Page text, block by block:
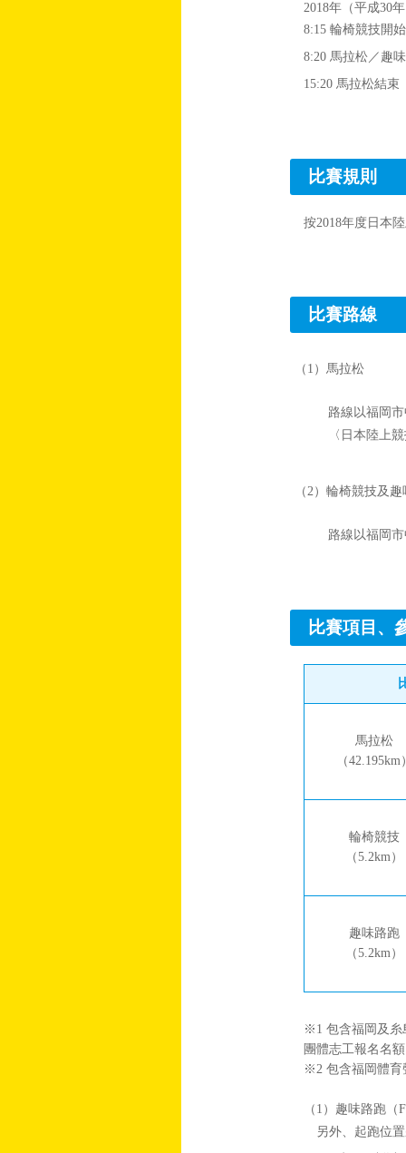
2018年（平成30
8:15 輪椅競技開始
8:20 馬拉松／趣
15:20 馬拉松結束
比賽規則
按2018年度日本
比賽路線
（1）馬拉松
路線以福岡
〈日本陸上
（2）輪椅競技及
路線以福岡
比賽項目、
馬拉松
（42.195km
輪椅競技
（5.2km）
趣味路跑
（5.2km）
※1 包含福岡及糸
團體志工報名名
※2 包含福岡體育
（1）趣味路跑
另外、起跑位